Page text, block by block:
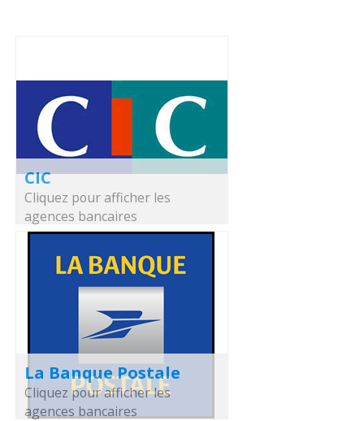
CIC
Cliquez pour afficher les
agences bancaires
La Banque Postale
Cliquez pour afficher les
agences bancaires